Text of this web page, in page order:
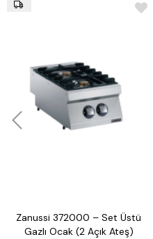
Zanussi 372000 – Set Üstü
Gazlı Ocak (2 Açık Ateş)